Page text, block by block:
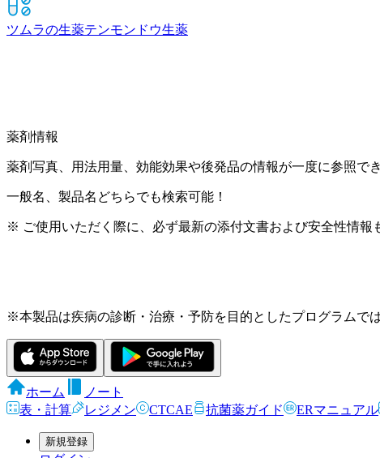
ツムラの生薬テンモンドウ生薬
薬剤情報
薬剤写真、用法用量、効能効果や後発品の情報が一度に参照で
一般名、製品名どちらでも検索可能！
※ ご使用いただく際に、必ず最新の添付文書および安全性情報
※本製品は疾病の診断・治療・予防を目的としたプログラムでは
ホーム
ノート
表・計算
レジメン CTCAE 抗菌薬ガイド ERマニュアル
新規登録